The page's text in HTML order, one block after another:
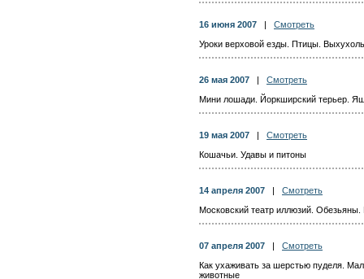
16 июня 2007
Смотреть
Уроки верховой езды. Птицы. Выхухоль
26 мая 2007
Смотреть
Мини лошади. Йоркширский терьер.
19 мая 2007
Смотреть
Кошачьи. Удавы и питоны
14 апреля 2007
Смотреть
Московский театр иллюзий.
07 апреля 2007
Смотреть
Как ухаживать за шерстью пуделя.
животные